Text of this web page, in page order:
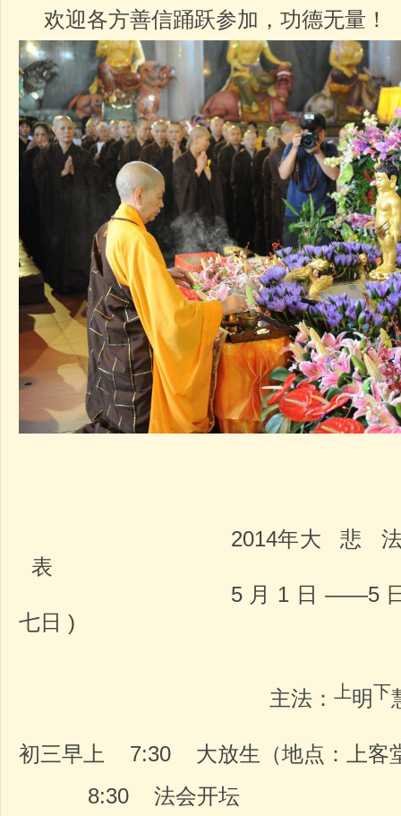
欢迎各方善信踊跃参加，功德无量！
2014年大 悲 法 会
表
5 月 1 日 ——5 日 ( 四月
七日 )
主法： 上明下
初三早上 7:30 大放生（地点：上客
8:30 法会开坛